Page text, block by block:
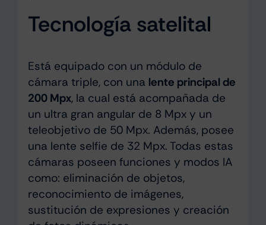
Tecnología satelital
Está equipado con un módulo de
cámara triple, con una lente principal de
200 Mpx, la cual está acompañada de
un ultra gran angular de 8 Mpx y un
teleobjetivo de 50 Mpx. Además, posee
una lente selfie de 32 Mpx. Todas estas
cámaras poseen funciones y modos IA
como: eliminación de objetos,
reconocimiento de imágenes,
sustitución de expresiones y creación